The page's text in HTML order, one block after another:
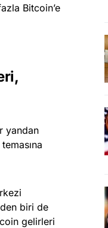
Bitcoin’e
yandan
biri de
gelirleri